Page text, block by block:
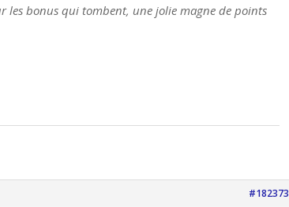
les bonus qui tombent, une jolie magne de points
#182373